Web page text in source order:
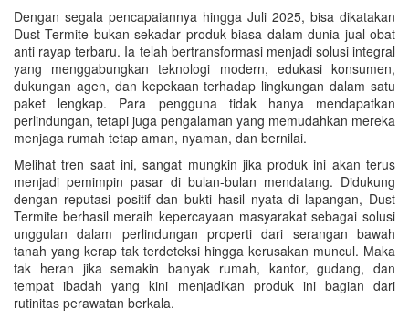
Dengan segala pencapaiannya hingga Juli 2025, bisa dikatakan
Dust Termite bukan sekadar produk biasa dalam dunia jual obat
anti rayap terbaru. Ia telah bertransformasi menjadi solusi integral
yang menggabungkan teknologi modern, edukasi konsumen,
dukungan agen, dan kepekaan terhadap lingkungan dalam satu
paket lengkap. Para pengguna tidak hanya mendapatkan
perlindungan, tetapi juga pengalaman yang memudahkan mereka
menjaga rumah tetap aman, nyaman, dan bernilai.
Melihat tren saat ini, sangat mungkin jika produk ini akan terus
menjadi pemimpin pasar di bulan-bulan mendatang. Didukung
dengan reputasi positif dan bukti hasil nyata di lapangan, Dust
Termite berhasil meraih kepercayaan masyarakat sebagai solusi
unggulan dalam perlindungan properti dari serangan bawah
tanah yang kerap tak terdeteksi hingga kerusakan muncul. Maka
tak heran jika semakin banyak rumah, kantor, gudang, dan
tempat ibadah yang kini menjadikan produk ini bagian dari
rutinitas perawatan berkala.